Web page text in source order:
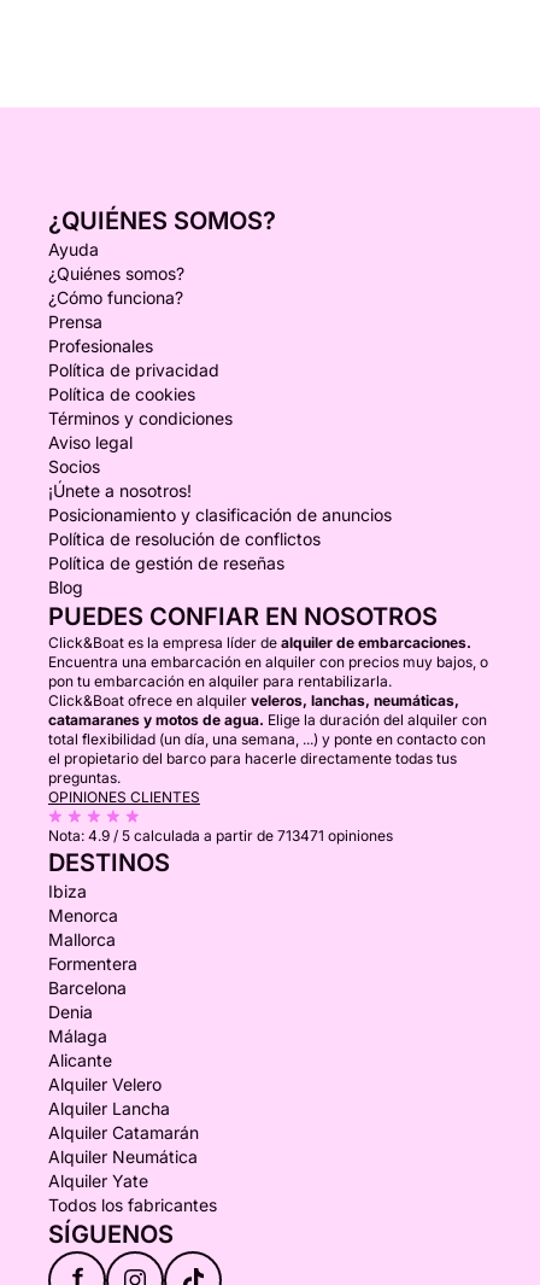
¿QUIÉNES SOMOS?
Ayuda
¿Quiénes somos?
¿Cómo funciona?
Prensa
Profesionales
Política de privacidad
Política de cookies
Términos y condiciones
Aviso legal
Socios
¡Únete a nosotros!
Posicionamiento y clasificación de anuncios
Política de resolución de conflictos
Política de gestión de reseñas
Blog
PUEDES CONFIAR EN NOSOTROS
Click&Boat es la empresa líder de alquiler de embarcaciones.
Encuentra una embarcación en alquiler con precios muy bajos, o
pon tu embarcación en alquiler para rentabilizarla.
Click&Boat ofrece en alquiler veleros, lanchas, neumáticas,
catamaranes y motos de agua. Elige la duración del alquiler con
total flexibilidad (un día, una semana, ...) y ponte en contacto con
el propietario del barco para hacerle directamente todas tus
preguntas.
OPINIONES CLIENTES
Nota: 4.9 / 5 calculada a partir de 713471 opiniones
DESTINOS
Ibiza
Menorca
Mallorca
Formentera
Barcelona
Denia
Málaga
Alicante
Alquiler Velero
Alquiler Lancha
Alquiler Catamarán
Alquiler Neumática
Alquiler Yate
Todos los fabricantes
SÍGUENOS